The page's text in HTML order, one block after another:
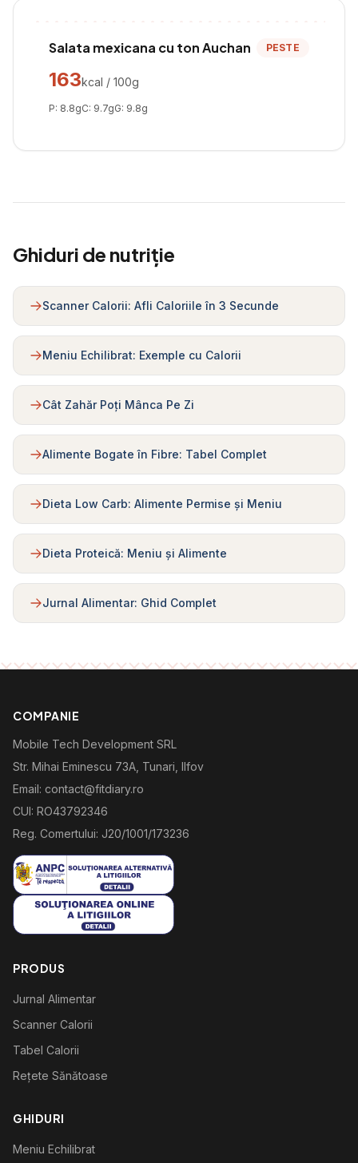
Salata mexicana cu ton Auchan PESTE
163kcal / 100g
P: 8.8gC: 9.7gG: 9.8g
Ghiduri de nutriție
Scanner Calorii: Afli Caloriile în 3 Secunde
Meniu Echilibrat: Exemple cu Calorii
Cât Zahăr Poți Mânca Pe Zi
Alimente Bogate în Fibre: Tabel Complet
Dieta Low Carb: Alimente Permise și Meniu
Dieta Proteică: Meniu și Alimente
Jurnal Alimentar: Ghid Complet
COMPANIE
Mobile Tech Development SRL
Str. Mihai Eminescu 73A, Tunari, Ilfov
Email: contact@fitdiary.ro
CUI: RO43792346
Reg. Comertului: J20/1001/173236
PRODUS
Jurnal Alimentar
Scanner Calorii
Tabel Calorii
Rețete Sănătoase
GHIDURI
Meniu Echilibrat